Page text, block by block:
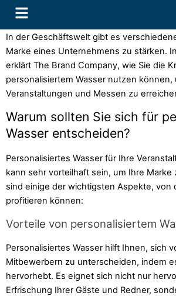
In der Geschäftswelt gibt es
Marke eines Unternehmens zu stärken.
erklärt The Brand Company, wie Sie die
personalisiertem Wasser nutzen können,
Veranstaltungen und Messen zu
Warum sollten Sie sich für
Wasser entscheiden?
Personalisiertes Wasser für Ihre
kann sehr vorteilhaft sein, um Ihre Marke
sind einige der wichtigsten Aspekte, von
profitieren können:
Vorteile von personalisiertem
Personalisiertes Wasser hilft Ihnen, sich
Mitbewerbern zu unterscheiden, indem
hervorhebt. Es eignet sich nicht nur
Erfrischung Ihrer Gäste und Redner,